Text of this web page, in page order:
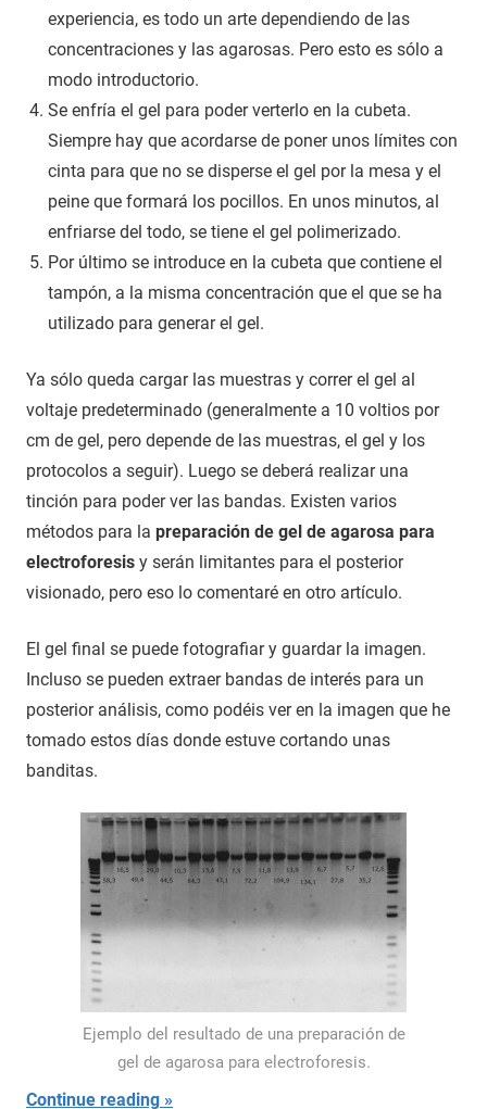
experiencia, es todo un arte dependiendo de las
concentraciones y las agarosas. Pero esto es sólo a
modo introductorio.
Se enfría el gel para poder verterlo en la cubeta.
Siempre hay que acordarse de poner unos límites con
cinta para que no se disperse el gel por la mesa y el
peine que formará los pocillos. En unos minutos, al
enfriarse del todo, se tiene el gel polimerizado.
Por último se introduce en la cubeta que contiene el
tampón, a la misma concentración que el que se ha
utilizado para generar el gel.
Ya sólo queda cargar las muestras y correr el gel al
voltaje predeterminado (generalmente a 10 voltios por
cm de gel, pero depende de las muestras, el gel y los
protocolos a seguir). Luego se deberá realizar una
tinción para poder ver las bandas. Existen varios
métodos para la preparación de gel de agarosa para
electroforesis y serán limitantes para el posterior
visionado, pero eso lo comentaré en otro artículo.
El gel final se puede fotografiar y guardar la imagen.
Incluso se pueden extraer bandas de interés para un
posterior análisis, como podéis ver en la imagen que he
tomado estos días donde estuve cortando unas
banditas.
Ejemplo del resultado de una preparación de
gel de agarosa para electroforesis.
Continue reading